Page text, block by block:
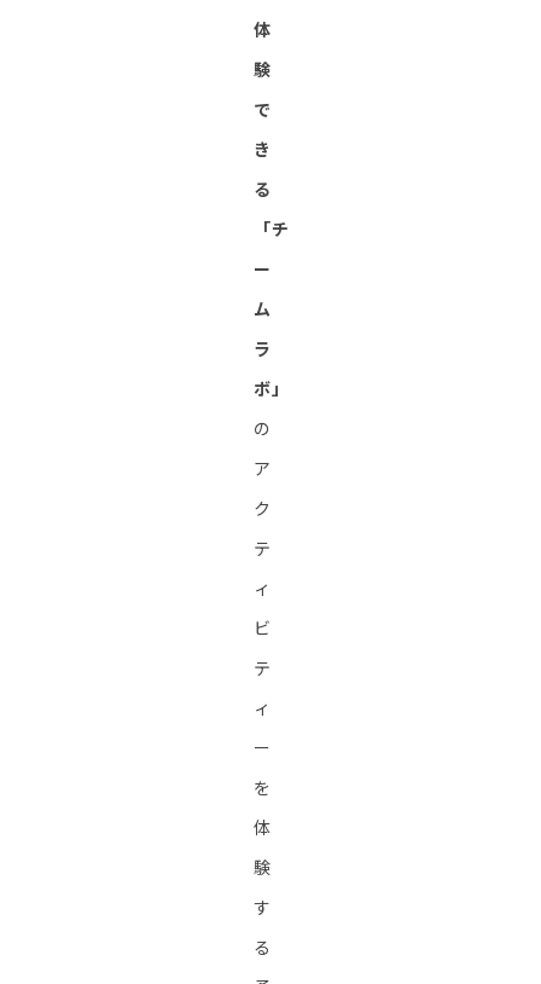
体
験
で
き
る
「チ
ー
ム
ラ
ボ」
の
ア
ク
テ
ィ
ビ
テ
ィ
ー
を
体
験
す
る